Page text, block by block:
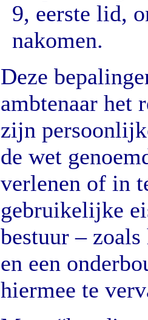
9, eerste lid,
nakomen.
Deze
ambtenaar het
zijn
de wet
verlenen of in
gebruikelijke
bestuur –
en een
hiermee te